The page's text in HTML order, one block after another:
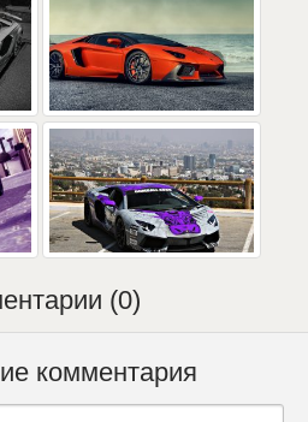
(0)
комментария